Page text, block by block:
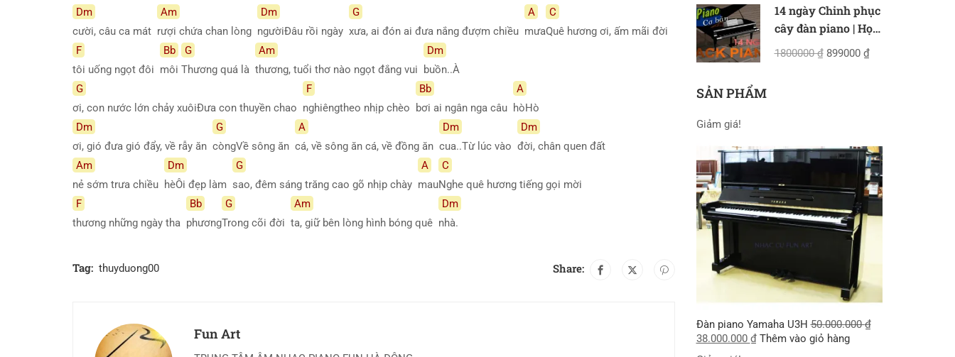
Dm
cười, câu ca mát
Am
rượi chứa chan lòng
Dm
ngườiĐâu rồi ngày
G
xưa, ai đón ai đưa nắng đượm chiều
A
mưa
C
Quê hương ơi, ấm mãi đời
F
tôi uống ngọt đôi
Bb
môi
G
Thương quá là
Am
thương, tuổi thơ nào ngọt đắng vui
Dm
buồn..À
G
ơi, con nước lớn chảy xuôiĐưa con thuyền chao
F
nghiêngtheo nhịp chèo
Bb
bơi ai ngân nga câu
A
hòHò
Dm
ơi, gió đưa gió đẩy, về rẫy ăn
G
còngVề sông ăn
A
cá, về sông ăn cá, về đồng ăn
Dm
cua..Từ lúc vào
Dm
đời, chân quen đất
Am
nẻ sớm trưa chiều
Dm
hèÔi đẹp làm
G
sao, đêm sáng trăng cao gõ nhịp chày
A
mau
C
Nghe quê hương tiếng gọi mời
F
thương những ngày tha
Bb
phương
G
Trong cõi đời
Am
ta, giữ bên lòng hình bóng quê
Dm
nhà.
Tag: thuyduong00 Share:
Fun Art
14 ngày Chinh phục
cây đàn piano | Học
piano online cơ bản
1800000 ₫ 899000 ₫
SẢN PHẨM
Giảm giá!
Đàn piano Yamaha U3H 50.000.000₫
38.000.000 ₫ Thêm vào giỏ hàng